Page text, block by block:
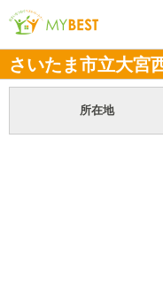
さいたま市立大宮
所在地